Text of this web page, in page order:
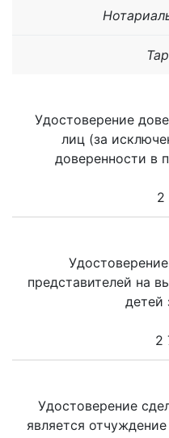
Удостоверение
лиц (за
доверенности в
2
представителей на
детей
2
Удостоверение
является